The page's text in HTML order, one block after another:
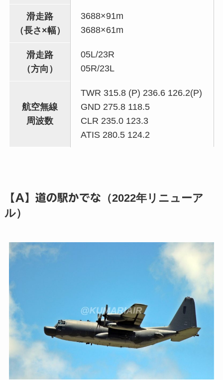
滑走路
（長さ×幅）
3688×91m
3688×61m
滑走路
（方向）
05L/23R
05R/23L
航空無線
周波数
TWR 315.8 (P) 236.6 126.2(P)
GND 275.8 118.5
CLR 235.0 123.3
ATIS 280.5 124.2
【A】道の駅かでな （2022年リニューア
ル）